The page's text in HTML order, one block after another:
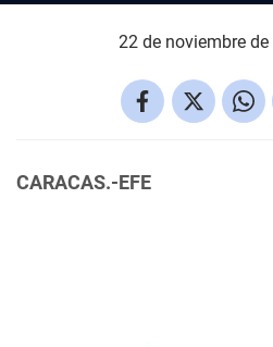
22 de noviembre
CARACAS.-EFE